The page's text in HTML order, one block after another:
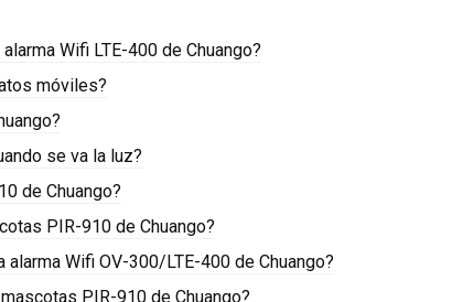
Wifi LTE-400 de Chuango?
móviles?
se va la luz?
de Chuango?
PIR-910 de Chuango?
Wifi OV-300/LTE-400 de Chuango?
PIR-910 de Chuango?